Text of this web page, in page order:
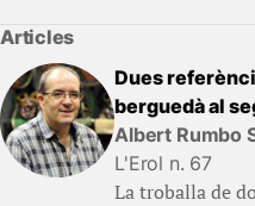
Articles
Dues
berguedà al
Albert Rumbo
L'Erol n. 67
La troballa de